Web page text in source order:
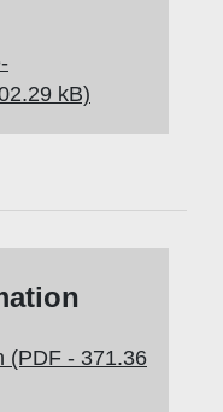
kB)
(PDF - 371.36